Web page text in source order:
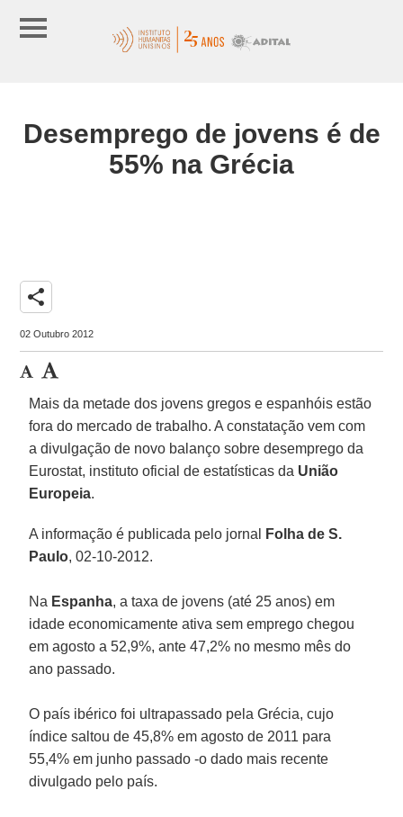
Desemprego de jovens é de
55% na Grécia
share
02 Outubro 2012
Mais da metade dos jovens gregos e espanhóis estão
fora do mercado de trabalho. A constatação vem com
a divulgação de novo balanço sobre desemprego da
Eurostat, instituto oficial de estatísticas da União
Europeia.
A informação é publicada pelo jornal
Folha de S.
Paulo, 02-10-2012.
Na Espanha, a taxa de jovens (até 25 anos) em
idade economicamente ativa sem emprego chegou
em agosto a 52,9%, ante 47,2% no mesmo mês do
ano passado.
O país ibérico foi ultrapassado pela Grécia, cujo
índice saltou de 45,8% em agosto de 2011 para
55,4% em junho passado -o dado mais recente
divulgado pelo país.